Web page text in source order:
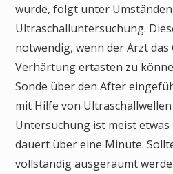
wurde, folgt unter
Ultraschalluntersuchung.
notwendig, wenn der Arzt das
Verhärtung ertasten zu
Sonde über den After
mit Hilfe von
Untersuchung ist meist
dauert über eine Minute.
vollständig ausgeräumt